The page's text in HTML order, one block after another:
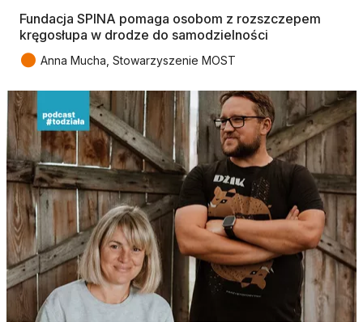
Fundacja SPINA pomaga osobom z rozszczepem
kręgosłupa w drodze do samodzielności
● Anna Mucha, Stowarzyszenie MOST